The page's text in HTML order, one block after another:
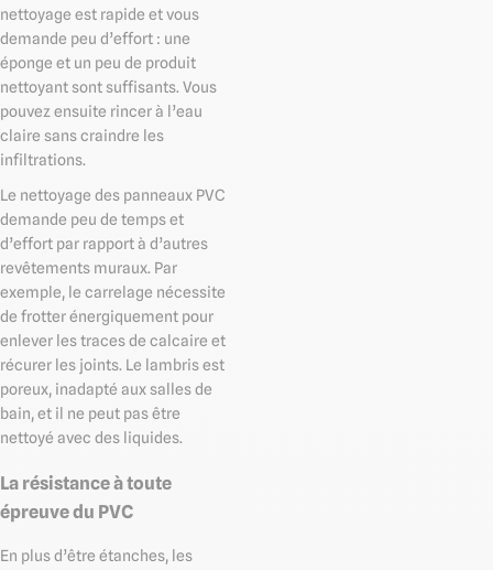
nettoyage est rapide et vous
demande peu d’effort : une
éponge et un peu de produit
nettoyant sont suffisants. Vous
pouvez ensuite rincer à l’eau
claire sans craindre les
infiltrations.
Le nettoyage des panneaux PVC
demande peu de temps et
d’effort par rapport à d’autres
revêtements muraux. Par
exemple, le carrelage nécessite
de frotter énergiquement pour
enlever les traces de calcaire et
récurer les joints. Le lambris est
poreux, inadapté aux salles de
bain, et il ne peut pas être
nettoyé avec des liquides.
La résistance à toute
épreuve du PVC
En plus d’être étanches, les